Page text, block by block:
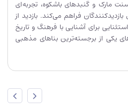
مارک و گنبدهای باشکوه، تجربه‌ای
بازدیدکنندگان فراهم می‌کند. بازدید از
برای آشنایی با فرهنگ و تاریخ
یکی از برجسته‌ترین بناهای مذهبی